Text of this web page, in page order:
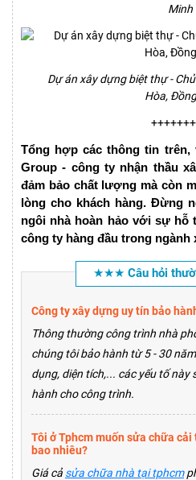
Minh
Dự án xây dựng biệt thự -
Hòa,
Tổng hợp các thông tin trên,
Group - công ty nhận thầu
đảm bảo chất lượng mà còn
lòng cho khách hàng. Đừng
ngôi nhà hoàn hảo với sự hỗ
công ty hàng đầu trong ngành
★★★ Câu hỏi
Công ty xây dựng uy tín bảo
Thông thường công trình nhà
chúng tôi bảo hành từ 5 - 30
dụng, diện tích,... các yếu tố này
hành cho công trình.
Tôi ở Tphcm muốn sửa chữa
bao nhiêu?
Giá cả sửa chữa nhà tại tphcm